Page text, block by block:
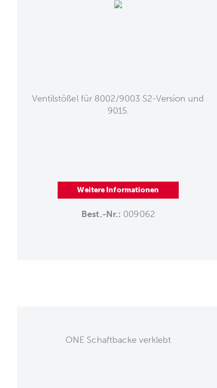
Ventilstößel für 8002/9003 S2-Version und
9015.
Weitere Informationen
Best.-Nr.: 009062
ONE Schaftbacke verklebt